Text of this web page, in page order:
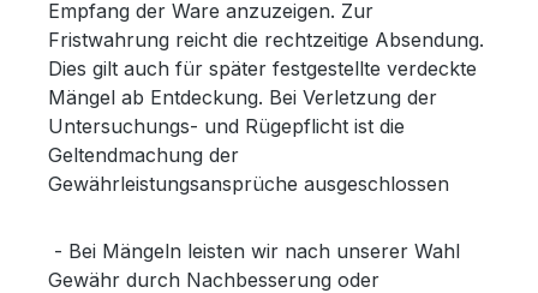
Empfang der Ware anzuzeigen. Zur
Fristwahrung reicht die rechtzeitige Absendung.
Dies gilt auch für später festgestellte verdeckte
Mängel ab Entdeckung. Bei Verletzung der
Untersuchungs- und Rügepflicht ist die
Geltendmachung der
Gewährleistungsansprüche ausgeschlossen
- Bei Mängeln leisten wir nach unserer Wahl
Gewähr durch Nachbesserung oder